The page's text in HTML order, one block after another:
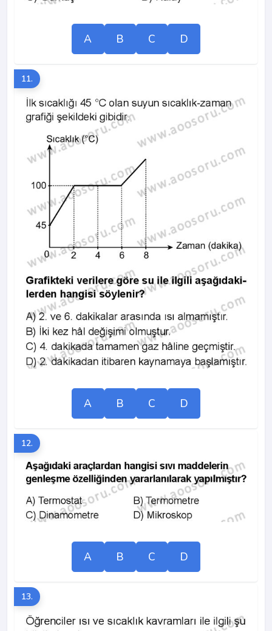
A B C D
11.
A B C D
12.
A B C D
13.